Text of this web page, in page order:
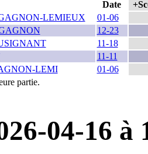
Date
LEMIEUX
01-06
12-23
11-18
11-11
LEMI
01-06
partie.
04-16